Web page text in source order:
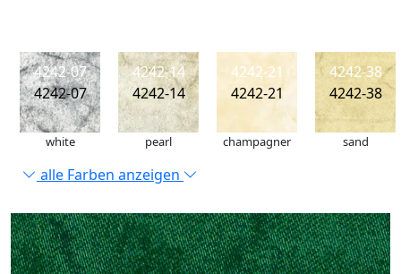
4242-07
4242-07
white
4242-14
4242-14
pearl
4242-21
4242-21
champagner
4242-38
4242-38
sand
alle Farben anzeigen